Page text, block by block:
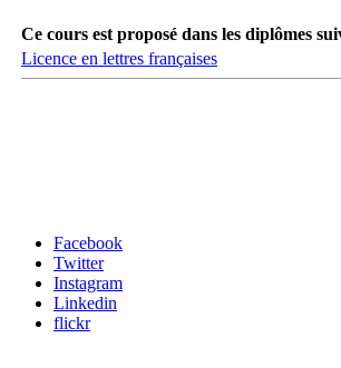
Ce cours est proposé dans les diplômes
Licence en lettres françaises
Facebook
Twitter
Instagram
Linkedin
flickr